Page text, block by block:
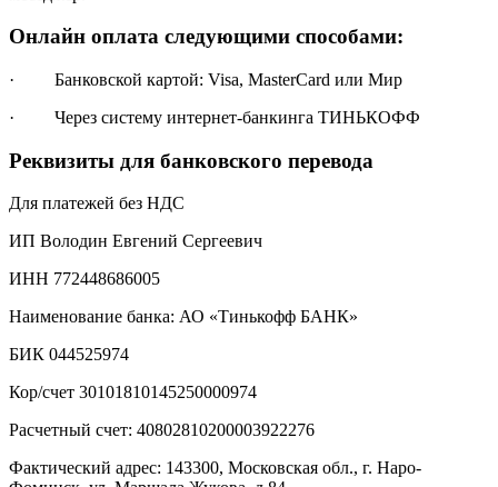
Онлайн оплата следующими способами:
· Банковской картой: Visa, MasterCard или Мир
· Через систему интернет-банкинга ТИНЬКОФФ
Реквизиты для банковского перевода
Для платежей без НДС
ИП Володин Евгений Сергеевич
ИНН 772448686005
Наименование банка: АО «Тинькофф БАНК»
БИК 044525974
Кор/счет 30101810145250000974
Расчетный счет: 40802810200003922276
Фактический адрес: 143300, Московская обл., г. Наро-